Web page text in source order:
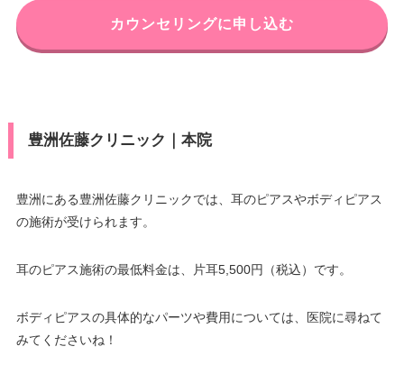
カウンセリングに申し込む
豊洲佐藤クリニック｜本院
豊洲にある豊洲佐藤クリニックでは、耳のピアスやボディピアス
の施術が受けられます。
耳のピアス施術の最低料金は、片耳5,500円（税込）です。
ボディピアスの具体的なパーツや費用については、医院に尋ねて
みてくださいね！